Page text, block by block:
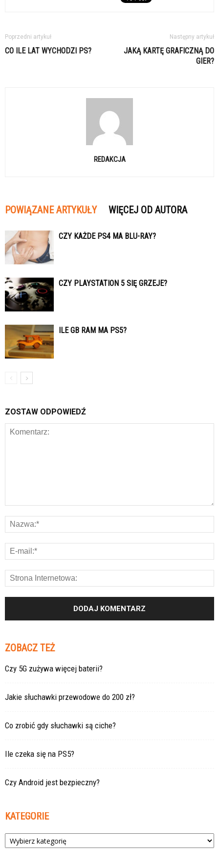
Poprzedni artykuł
CO ILE LAT WYCHODZI PS?
Następny artykuł
JAKĄ KARTĘ GRAFICZNĄ DO
GIER?
REDAKCJA
POWIĄZANE ARTYKUŁY WIĘCEJ OD AUTORA
CZY KAŻDE PS4 MA BLU-RAY?
CZY PLAYSTATION 5 SIĘ GRZEJE?
ILE GB RAM MA PS5?
ZOSTAW ODPOWIEDŹ
ZOBACZ TEŻ
Czy 5G zużywa więcej baterii?
Jakie słuchawki przewodowe do 200 zł?
Co zrobić gdy słuchawki są ciche?
Ile czeka się na PS5?
Czy Android jest bezpieczny?
KATEGORIE
Kategorie